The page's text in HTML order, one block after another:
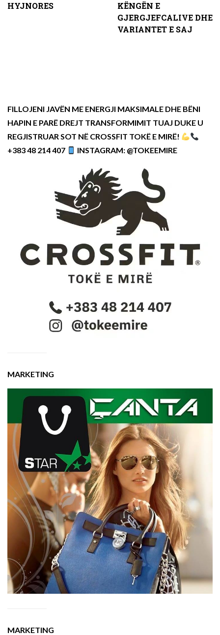
HYJNORES
KËNGËN E
GJERGJEFCALIVE DHE
VARIANTET E SAJ
FILLOJENI JAVËN ME ENERGJI MAKSIMALE DHE BËNI
HAPIN E PARË DREJT TRANSFORMIMIT TUAJ DUKE U
REGJISTRUAR SOT NË CROSSFIT TOKË E MIRË!
+383 48 214 407
INSTAGRAM: @TOKEEMIRE
MARKETING
MARKETING